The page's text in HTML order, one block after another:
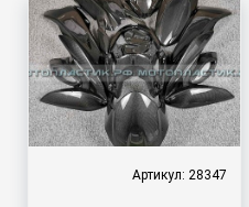
info@мотопластик.рф
Артикул: 28347